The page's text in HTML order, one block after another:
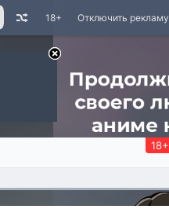
Отключить рекламу
18+
18+